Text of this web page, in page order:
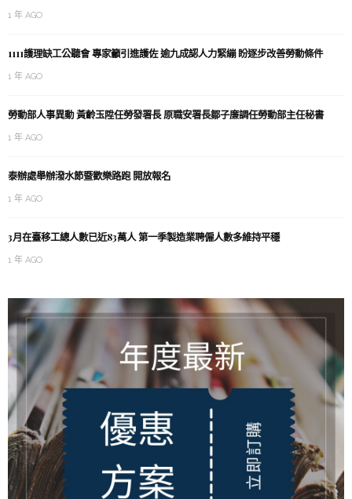
1 年 AGO
1111護理缺工公聽會 專家籲引進護佐 逾九成認人力緊繃 盼逐步改善勞動條件
1 年 AGO
勞動部人事異動 黃齡玉陞任勞發署長 原職安署長鄒子廉調任勞動部主任秘書
1 年 AGO
泰辦處舉辦潑水節暨歡樂路跑 開放報名
1 年 AGO
3月在臺移工總人數已近83萬人 第一季製造業聘僱人數多維持平穩
1 年 AGO